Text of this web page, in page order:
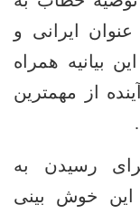
ایرانی و
همراه
از مهمترین
رسیدن به
خوش بینی